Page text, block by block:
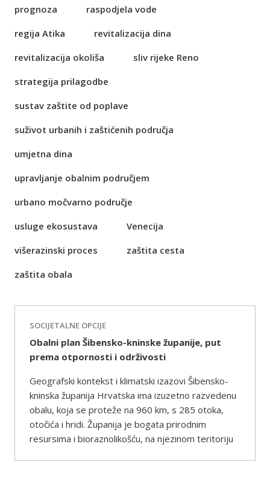
prognoza
raspodjela vode
regija Atika
revitalizacija dina
revitalizacija okoliša
sliv rijeke Reno
strategija prilagodbe
sustav zaštite od poplave
suživot urbanih i zaštićenih područja
umjetna dina
upravljanje obalnim područjem
urbano močvarno područje
usluge ekosustava
Venecija
višerazinski proces
zaštita cesta
zaštita obala
SOCIJETALNE OPCIJE
Obalni plan Šibensko-kninske županije, put
prema otpornosti i održivosti
Geografski kontekst i klimatski izazovi Šibensko-
kninska županija Hrvatska ima izuzetno razvedenu
obalu, koja se proteže na 960 km, s 285 otoka,
otočića i hridi. Županija je bogata prirodnim
resursima i bioraznolikošću, na njezinom teritoriju